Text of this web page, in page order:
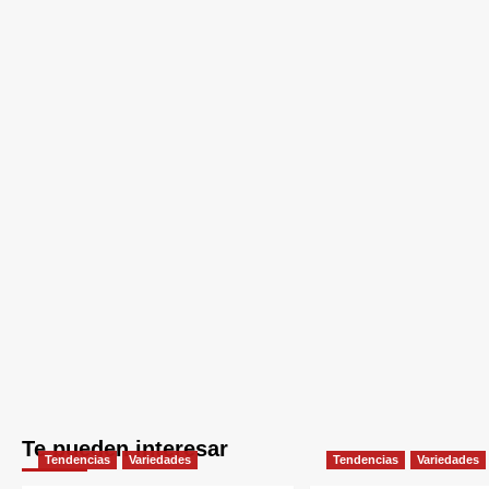
Te pueden interesar
Tendencias Variedades Tendencias Variedades